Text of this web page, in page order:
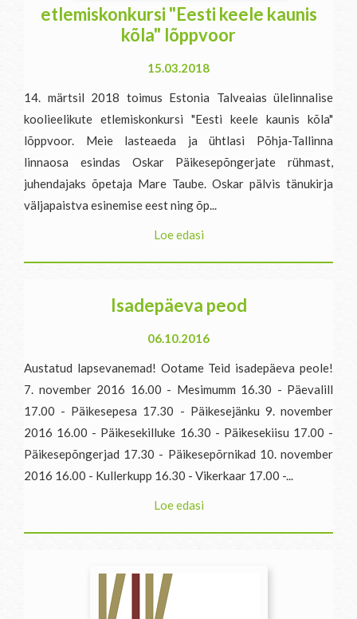
etlemiskonkursi "Eesti keele kaunis
kõla" lõppvoor
15.03.2018
14. märtsil 2018 toimus Estonia Talveaias ülelinnalise
koolieelikute etlemiskonkursi "Eesti keele kaunis kõla"
lõppvoor. Meie lasteaeda ja ühtlasi Põhja-Tallinna
linnaosa esindas Oskar Päikesepõngerjate rühmast,
juhendajaks õpetaja Mare Taube. Oskar pälvis tänukirja
väljapaistva esinemise eest ning õp...
Loe edasi
Isadepäeva peod
06.10.2016
Austatud lapsevanemad! Ootame Teid isadepäeva peole!
7. november 2016 16.00 - Mesimumm 16.30 - Päevalill
17.00 - Päikesepesa 17.30 - Päikesejänku 9. november
2016 16.00 - Päikesekilluke 16.30 - Päikesekiisu 17.00 -
Päikesepõngerjad 17.30 - Päikesepõrnikad 10. november
2016 16.00 - Kullerkupp 16.30 - Vikerkaar 17.00 -...
Loe edasi